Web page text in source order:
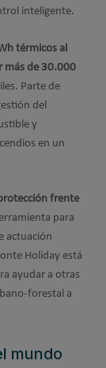
inteligente.
térmicos al
más de 30.000
Parte de
del
y
en un
frente
para
actuación
Holiday está
ayudar a otras
forestal a
mundo